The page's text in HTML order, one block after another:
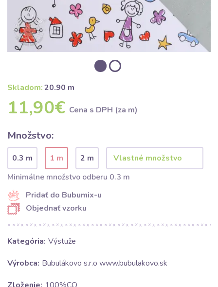
Skladom:20.90 m
11,90€ Cena s DPH (za m)
Množstvo:
0.3 m 1 m
2 m
Minimálne množstvo odberu 0.3 m
Pridať do Bubumix-u
Objednať vzorku
Kategória: Výstuže
Výrobca: Bubulákovo s.r.o www.bubulakovo.sk